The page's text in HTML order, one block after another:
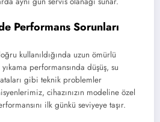
Performans Sorunları
kullanıldığında uzun ömürlü
performansında düşüş, su
gibi teknik problemler
cihazınızın modeline özel
ilk günkü seviyeye taşır.